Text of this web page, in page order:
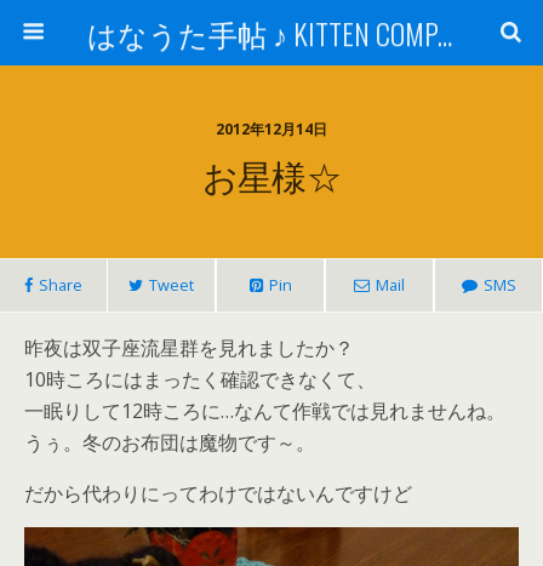
はなうた手帖 ♪ KITTEN COMPANY
2012年12月14日
お星様☆
Share Tweet Pin Mail SMS
昨夜は双子座流星群を見れましたか？
10時ころにはまったく確認できなくて、
一眠りして12時ころに…なんて作戦では見れませんね。
うぅ。冬のお布団は魔物です～。
だから代わりにってわけではないんですけど